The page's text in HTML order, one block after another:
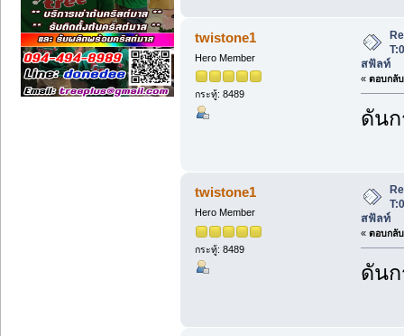
twistone1
Hero Member
กระทู้: 8489
สฟัลท์
« ตอบกลั
ดัน
twistone1
Hero Member
กระทู้: 8489
สฟัลท์
« ตอบกลั
ดัน